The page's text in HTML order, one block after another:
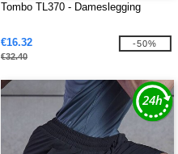
Tombo TL370 - Dameslegging
€16.32
€32.40
-50%